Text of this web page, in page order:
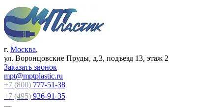
г. Москва,
ул. Воронцовские Пруды, д.3, подъезд 13, этаж 2
Заказать звонок
mpt@mptplastic.ru
+7 (800) 777-51-38
+7 (495) 926-91-35